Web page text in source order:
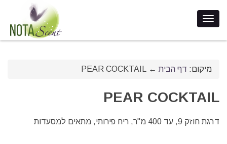
מיקום: דף הבית ←
PEAR COCKTAIL
PEAR COCKTAIL
דרגת חוזק 9, עד 400 מ"ר, ריח פירותי, מתאים למסעדות